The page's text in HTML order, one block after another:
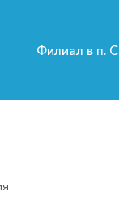
Филиал в п.